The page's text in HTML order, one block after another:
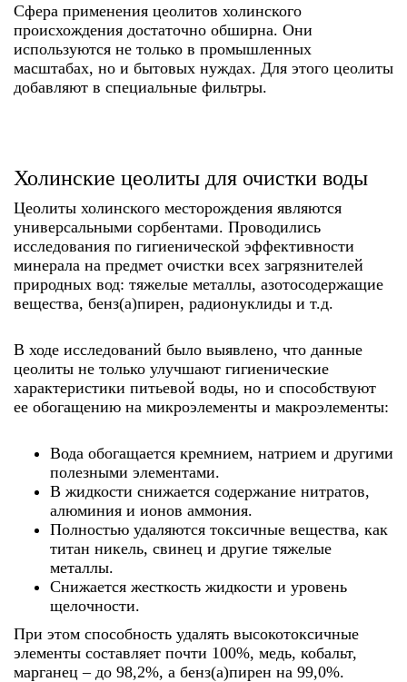
Сфера применения цеолитов холинского
происхождения достаточно обширна. Они
используются не только в промышленных
масштабах, но и бытовых нуждах. Для этого цеолиты
добавляют в специальные фильтры.
Холинские цеолиты для очистки воды
Цеолиты холинского месторождения являются
универсальными сорбентами. Проводились
исследования по гигиенической эффективности
минерала на предмет очистки всех загрязнителей
природных вод: тяжелые металлы, азотосодержащие
вещества, бенз(а)пирен, радионуклиды и т.д.
В ходе исследований было выявлено, что данные
цеолиты не только улучшают гигиенические
характеристики питьевой воды, но и способствуют
ее обогащению на микроэлементы и макроэлементы:
Вода обогащается кремнием, натрием и другими
полезными элементами.
В жидкости снижается содержание нитратов,
алюминия и ионов аммония.
Полностью удаляются токсичные вещества, как
титан никель, свинец и другие тяжелые
металлы.
Снижается жесткость жидкости и уровень
щелочности.
При этом способность удалять высокотоксичные
элементы составляет почти 100%, медь, кобальт,
марганец – до 98,2%, а бенз(а)пирен на 99,0%.